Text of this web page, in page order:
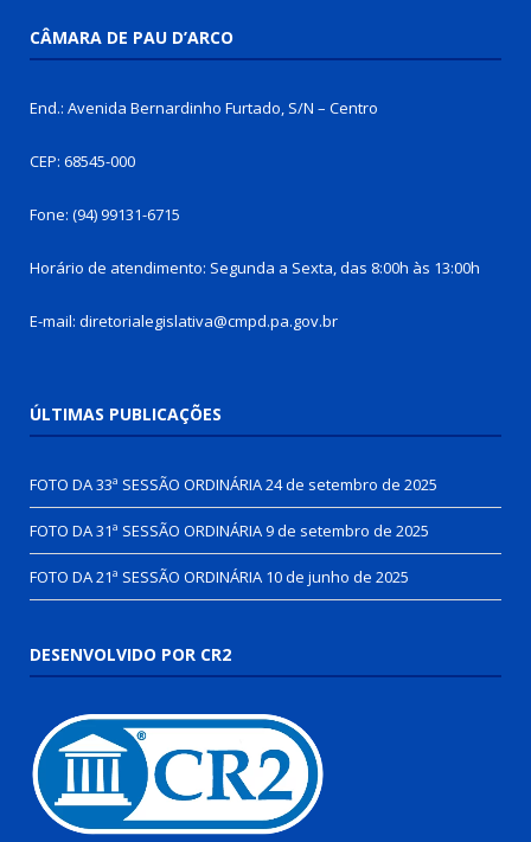
CÂMARA DE PAU D’ARCO
End.: Avenida Bernardinho Furtado, S/N – Centro
CEP: 68545-000
Fone: (94) 99131-6715
Horário de atendimento: Segunda a Sexta, das 8:00h às 13:00h
E-mail: diretorialegislativa@cmpd.pa.gov.br
ÚLTIMAS PUBLICAÇÕES
FOTO DA 33ª SESSÃO ORDINÁRIA24 de setembro de 2025
FOTO DA 31ª SESSÃO ORDINÁRIA9 de setembro de 2025
FOTO DA 21ª SESSÃO ORDINÁRIA 10 de junho de 2025
DESENVOLVIDO POR CR2